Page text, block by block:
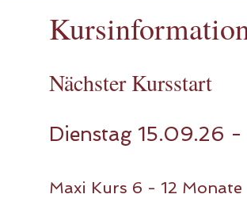
Nächster Kursstart
Dienstag 15.09.26
Maxi Kurs 6 - 12 Monate